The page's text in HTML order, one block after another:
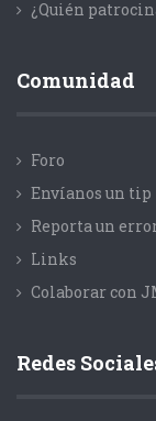
¿Quién
Comunidad
Foro
Envíanos un tip
Reporta un
Links
Colaborar con
Redes